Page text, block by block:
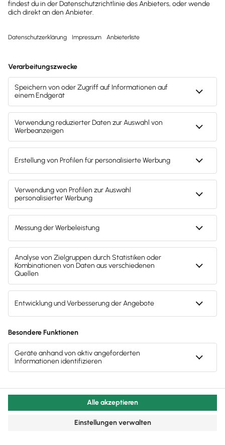
Teste den kompletten Funktionsumfang
kostenlos. Oder du entscheidest dich
unserem Aktionsrabatt.
30 Tage kostenlos testen
Der Test endet automatisch
Kostenloser Support
Kostenlos testen
Abo. Kein Newsletter. Mit der Registrierung
stimmst du denDatenschutz­bestimmungen
und denAGBzu.
Sofort50%sparen
Newsletter
Brandheiße
News direkt in
dein Postfach